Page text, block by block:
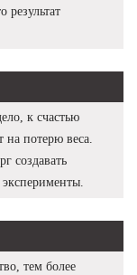
результат
к счастью
на потерю веса.
создавать
тем более